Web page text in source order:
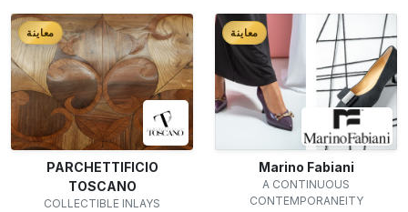
معاينة
PARCHETTIFICIO
TOSCANO
COLLECTIBLE INLAYS
معاينة
Marino Fabiani
A CONTINUOUS
CONTEMPORANEITY